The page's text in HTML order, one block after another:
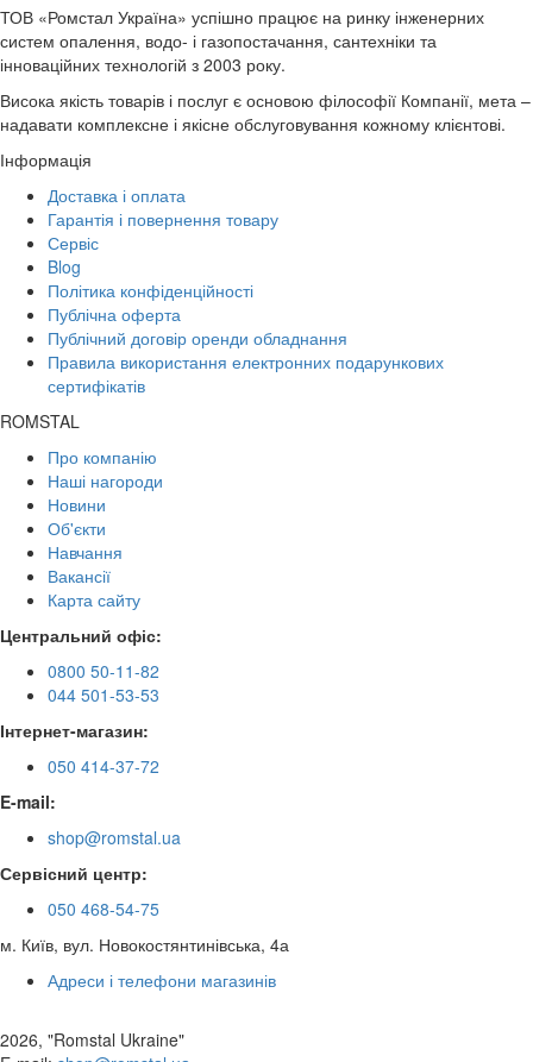
ТОВ «Ромстал Україна» успішно працює на ринку інженерних
систем опалення, водо- і газопостачання, сантехніки та
інноваційних технологій з 2003 року.
Висока якість товарів і послуг є основою філософії Компанії, мета –
надавати комплексне і якісне обслуговування кожному клієнтові.
Інформація
Доставка і оплата
Гарантія і повернення товару
Сервіс
Blog
Політика конфіденційності
Публічна оферта
Публічний договір оренди обладнання
Правила використання електронних подарункових
сертифікатів
ROMSTAL
Про компанію
Наші нагороди
Новини
Об'єкти
Навчання
Вакансії
Карта сайту
Центральний офіс:
0800 50-11-82
044 501-53-53
Інтернет-магазин:
050 414-37-72
E-mail:
shop@romstal.ua
Сервісний центр:
050 468-54-75
м. Київ, вул. Новокостянтинівська, 4а
Адреси і телефони магазинів
2026, "Romstal Ukraine"